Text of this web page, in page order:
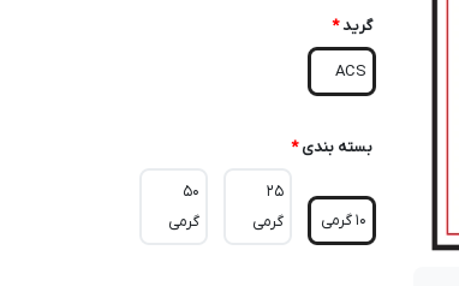
گرید*
ACS
بسته بندی *
10 گرمی
25
گرمی
50
گرمی